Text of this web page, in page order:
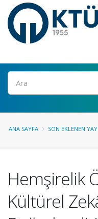
Ara
ANA SAYFA SON EKLENEN
Hemşirelik
Kültürel